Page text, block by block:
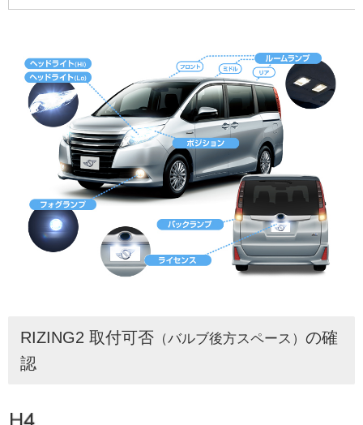
RIZING2 取付可否 （バルブ後方スペース） の確
認